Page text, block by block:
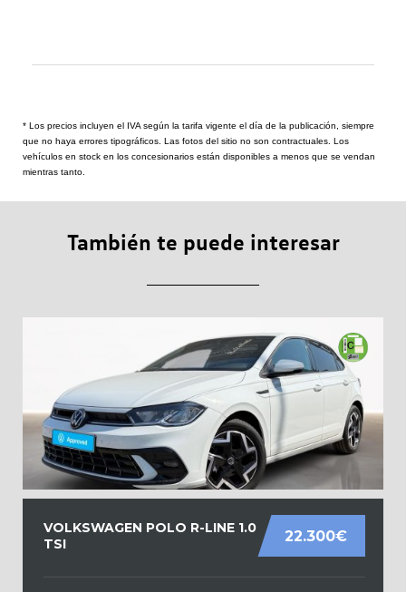
* Los precios incluyen el IVA según la tarifa vigente el día de la publicación, siempre
que no haya errores tipográficos. Las fotos del sitio no son contractuales. Los
vehículos en stock en los concesionarios están disponibles a menos que se vendan
mientras tanto.
También te puede interesar
22.300€
VOLKSWAGEN POLO R-LINE 1.0
TSI